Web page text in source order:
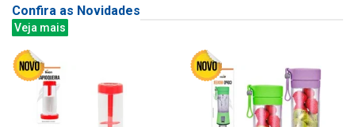
Confira as Novidades
Veja mais